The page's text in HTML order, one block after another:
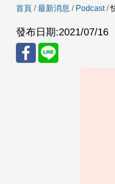
首頁 /最新消息 / Podcast /
發布日期:2021/07/16